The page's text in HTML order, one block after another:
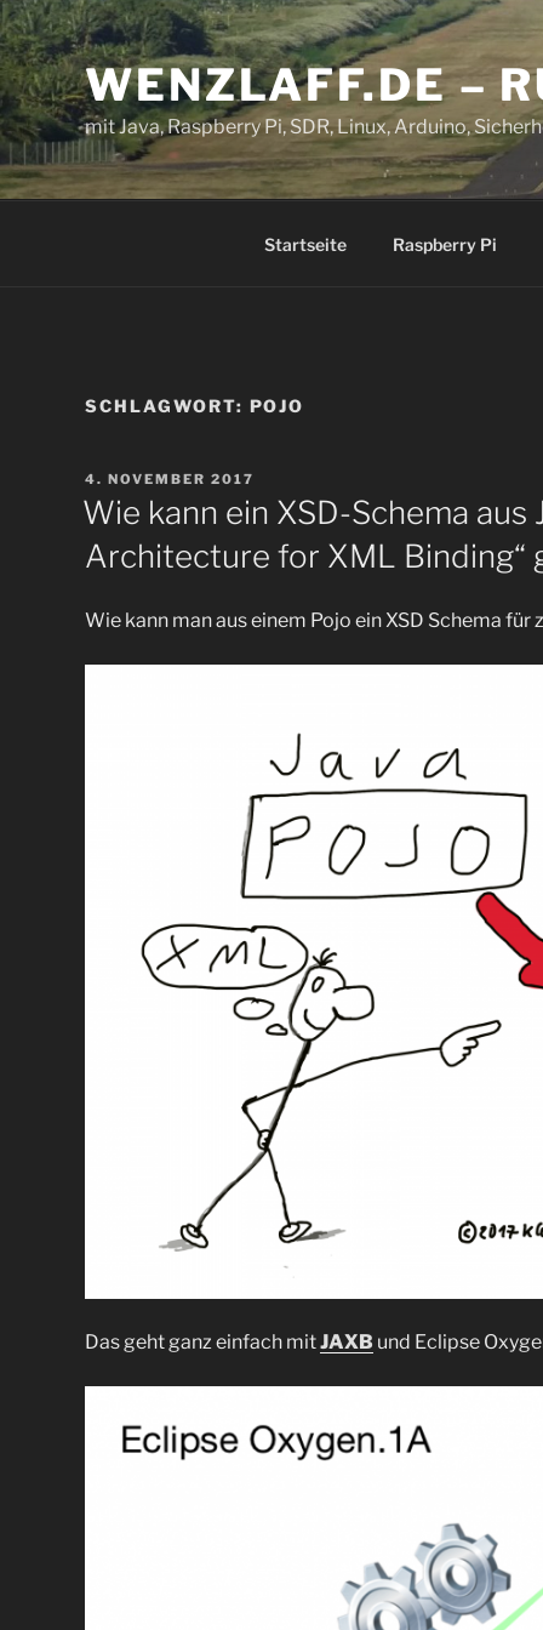
Zum
Inhalt
springen WENZLAFF.DE –
mit Java, Raspberry Pi, SDR, Linux, Arduino,
Startseite Raspberry Pi
SCHLAGWORT: POJO
VERÖFFENTLICHT
AM
4. NOVEMBER 2017
Wie kann ein XSD-Schema aus
Architecture for XML Binding“
Wie kann man aus einem Pojo ein XSD Schema
Das geht ganz einfach mitJAXB und Eclipse